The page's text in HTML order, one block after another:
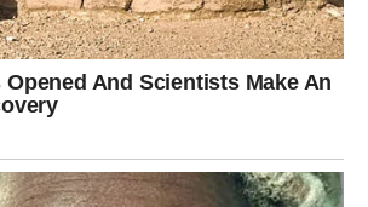
cvijeta mogu biti dovoljna za jednu
ispušta jedinstveni miris; ako vam miris
stavite cvijet na prozorsku
Aroma ove biljke obično odvraća
se drže podalje. Osobno ga koristim
tako da ga stavim u platnenu vrećicu i